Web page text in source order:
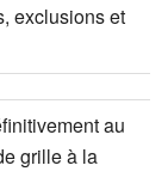
exclusions et
au
grille à la